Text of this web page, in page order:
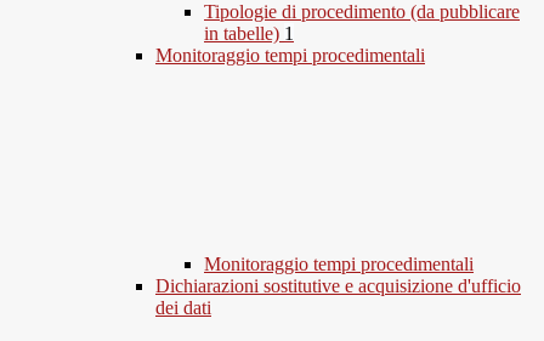
Tipologie di procedimento (da pubblicare
in tabelle) 1
Monitoraggio tempi procedimentali
Monitoraggio tempi procedimentali
Dichiarazioni sostitutive e acquisizione d'ufficio
dei dati